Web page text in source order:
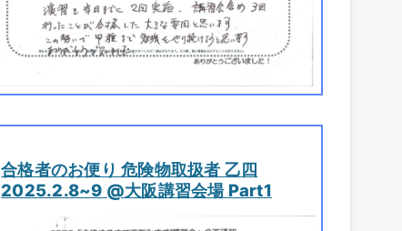
合格者のお便り 危険物取扱者 乙四
2025.2.8~9 @大阪講習会場 Part1